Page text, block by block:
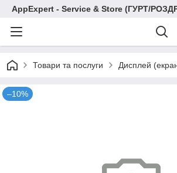
AppExpert - Service & Store (ГУРТ/
Товари та послуги Дисплей
–10%